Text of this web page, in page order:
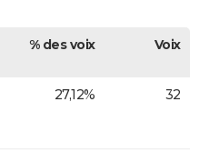
% des voix Voix
27,12% 32